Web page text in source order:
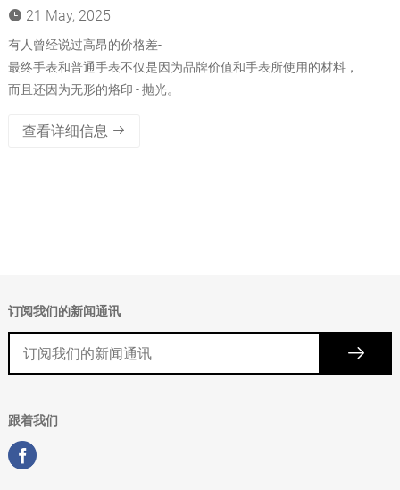
21 May, 2025
有人曾经说过高昂的价格差-
最终手表和普通手表不仅是因为品牌价值和手表所使用的材料，
而且还因为无形的烙印 - 抛光。
查看详细信息
订阅我们的新闻通讯
跟着我们